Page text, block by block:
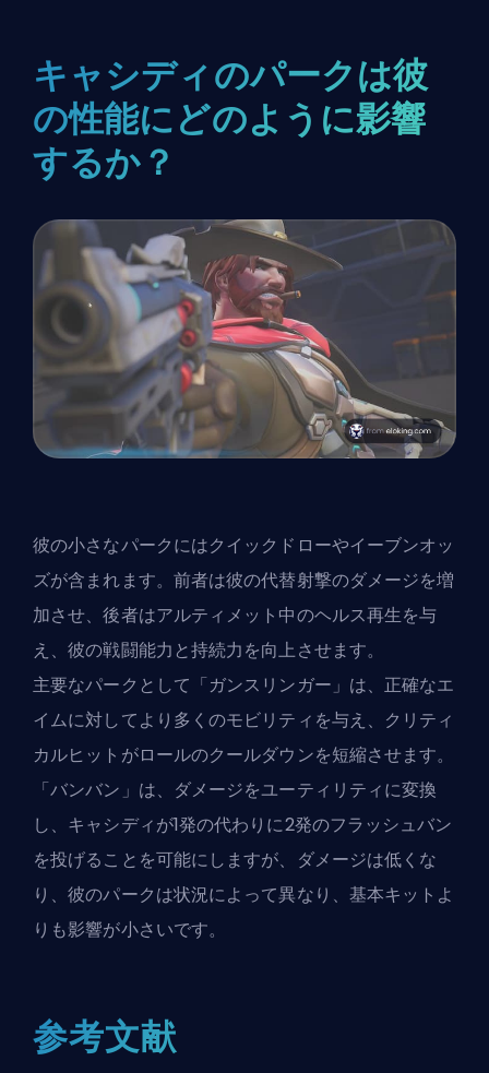
キャシディのパークは彼
の性能にどのように影響
するか？
彼の小さなパークにはクイックドローやイーブンオッ
ズが含まれます。前者は彼の代替射撃のダメージを増
加させ、後者はアルティメット中のヘルス再生を与
え、彼の戦闘能力と持続力を向上させます。
主要なパークとして「ガンスリンガー」は、正確なエ
イムに対してより多くのモビリティを与え、クリティ
カルヒットがロールのクールダウンを短縮させます。
「バンバン」は、ダメージをユーティリティに変換
し、キャシディが1発の代わりに2発のフラッシュバン
を投げることを可能にしますが、ダメージは低くな
り、彼のパークは状況によって異なり、基本キットよ
りも影響が小さいです。
参考文献